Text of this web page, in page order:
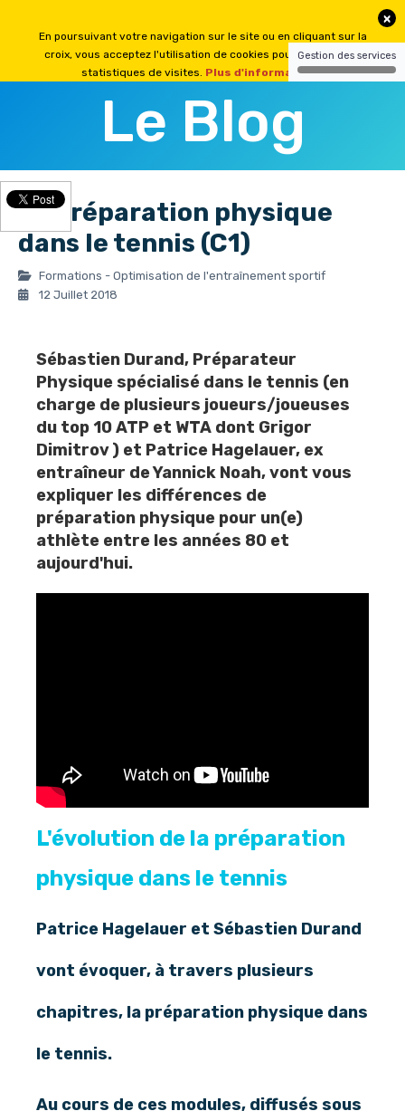
Le Blog
La préparation physique
dans le tennis (C1)
Formations - Optimisation de l'entraînement sportif
12 Juillet 2018
Sébastien Durand, Préparateur
Physique spécialisé dans le tennis (en
charge de plusieurs joueurs/joueuses
du top 10 ATP et WTA dont Grigor
Dimitrov) et Patrice Hagelauer, ex
entraîneur de Yannick Noah, vont vous
expliquer les différences de
préparation physique pour un(e)
athlète entre les années 80 et
aujourd'hui.
L'évolution de la préparation
physique dans le tennis
Patrice Hagelauer et Sébastien Durand
vont évoquer, à travers plusieurs
chapitres, la préparation physique dans
le tennis.
Au cours de ces modules, diffusés sous